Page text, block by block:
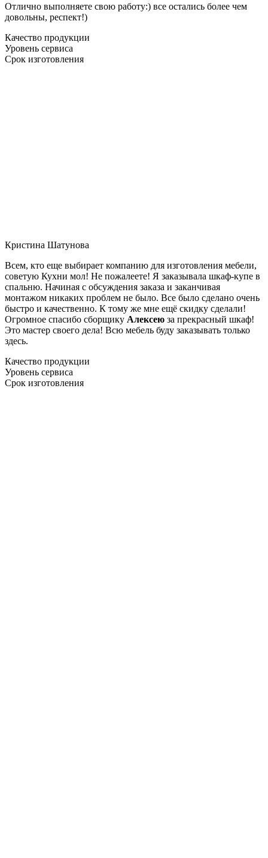
Отлично выполняете свою работу:) все остались более чем
довольны, респект!)
Качество продукции
Уровень сервиса
Срок изготовления
Кристина Шатунова
Всем, кто еще выбирает компанию для изготовления мебели,
советую Кухни мол! Не пожалеете! Я заказывала шкаф-купе в
спальню. Начиная с обсуждения заказа и заканчивая
монтажом никаких проблем не было. Все было сделано очень
быстро и качественно. К тому же мне ещё скидку сделали!
Огромное спасибо сборщику Алексею за прекрасный шкаф!
Это мастер своего дела! Всю мебель буду заказывать только
здесь.
Качество продукции
Уровень сервиса
Срок изготовления